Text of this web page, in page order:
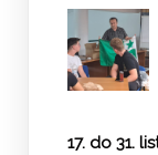
17. do 31.